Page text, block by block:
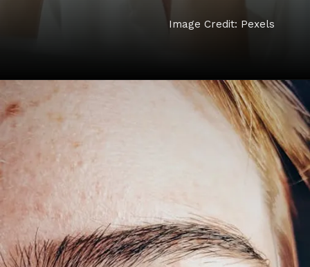
Image Credit: Pexels